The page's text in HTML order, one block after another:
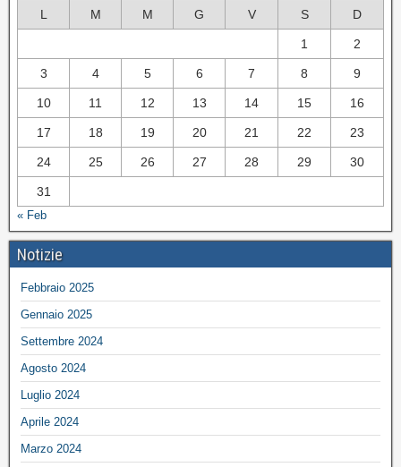
L M M G V S D
1 2
3 4 5 6 7 8 9
10 11 12 13 14 15 16
17 18 19 20 21 22 23
24 25 26 27 28 29 30
31
« Feb
Notizie
Febbraio 2025
Gennaio 2025
Settembre 2024
Agosto 2024
Luglio 2024
Aprile 2024
Marzo 2024